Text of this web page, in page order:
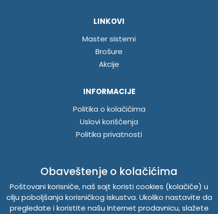
LINKOVI
Master sistemi
Brošure
Akcije
INFORMACIJE
Politika o kolačićima
Uslovi korišćenja
Politika privatnosti
ABUSCENTAR - TEMPUS DOO
Železnička 48, 21000 Novi Sad, Srbija
Telefon021 262-1006
PIB 104345469
Obaveštenje o kolačićima
Poštovani korisniče, naš sajt koristi cookies (kolačiće) u
cilju poboljšanja korisničkog iskustva. Ukoliko nastavite da
pregledate i koristite našu Internet prodavnicu, slažete